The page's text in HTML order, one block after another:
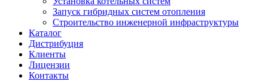
Запуск гибридных систем отопления
Строительство инженерной инфраструктуры
Каталог
Дистрибуция
Клиенты
Лицензии
Контакты